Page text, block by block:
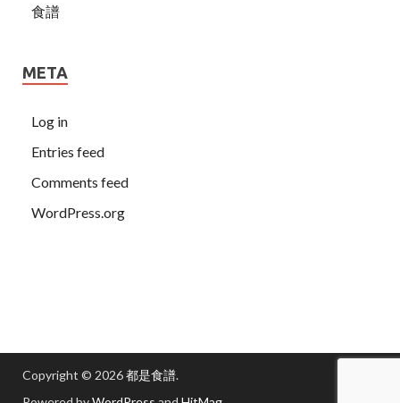
食譜
META
Log in
Entries feed
Comments feed
WordPress.org
Copyright © 2026都是食譜.